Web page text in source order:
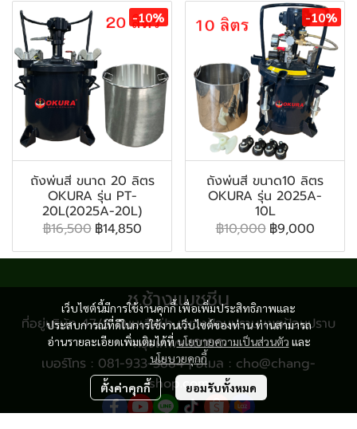
-10%
ถังพ่นสี ขนาด 20 ลิตร
OKURA รุ่น PT-
20L(2025A-20L)
฿16,500 ฿14,850
-10%
ถังพ่นสี ขนาด10 ลิตร
OKURA รุ่น 2025A-
10L
฿10,000 ฿9,000
เว็บไซต์นี้มีการใช้งานคุกกี้ เพื่อเพิ่มประสิทธิภาพและ
ประสบการณ์ที่ดีในการใช้งานเว็บไซต์ของท่าน ท่านสามารถ
อ่านรายละเอียดเพิ่มเติมได้ที่นโยบายความเป็นส่วนตัว และ
นโยบายคุกกี้
ตั้งค่าคุกกี้ ยอมรับทั้งหมด
ช.ช้างแมชชีน
ที่อยู่บริษัท 47/8 ถนนเสือป่า แขวงป้อมปราบ เขตป้อมปราบ
กรุงเทพฯ 10100
เบอร์โทร : 081-933-3884 | อีเมล : cho@chang-
shop.com